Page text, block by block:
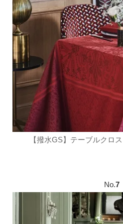
【撥水GS】テーブルクロ
No.7